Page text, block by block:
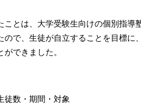
ことは、大学受験生向けの個別指
ので、生徒が自立することを目標
できました。
徒数・期間・対象